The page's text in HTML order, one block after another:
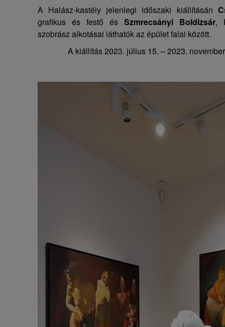
A Halász-kastély jelenlegi időszaki kiállításán
grafikus és festő és Szmrecsányi Boldizsár,
szobrász alkotásai láthatók az épület falai között.
A kiállítás 2023. július 15. – 2023.